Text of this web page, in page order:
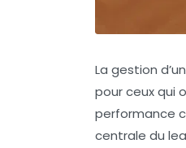
La gestion
pour ceux qui
performance
centrale du